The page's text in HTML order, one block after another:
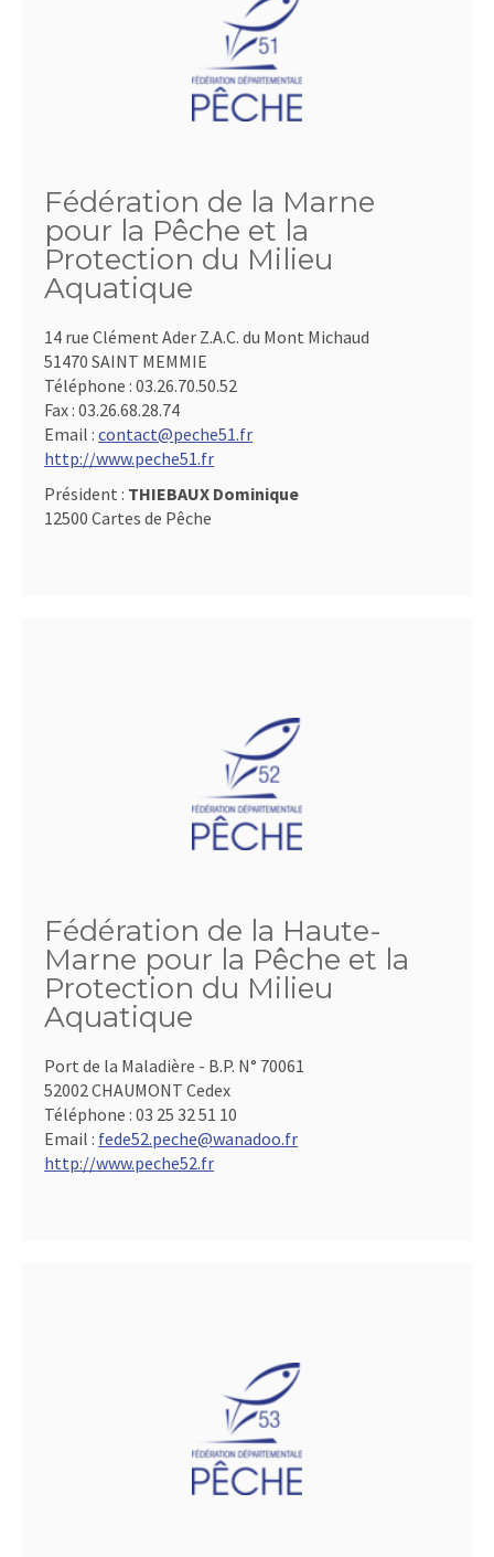
Fédération de la Marne
pour la Pêche et la
Protection du Milieu
Aquatique
14 rue Clément Ader Z.A.C. du Mont Michaud
51470 SAINT MEMMIE
Téléphone : 03.26.70.50.52
Fax : 03.26.68.28.74
Email : contact@peche51.fr
http://www.peche51.fr
Président : THIEBAUX Dominique
12500 Cartes de Pêche
Fédération de la Haute-
Marne pour la Pêche et la
Protection du Milieu
Aquatique
Port de la Maladière - B.P. N° 70061
52002 CHAUMONT Cedex
Téléphone : 03 25 32 51 10
Email : fede52.peche@wanadoo.fr
http://www.peche52.fr